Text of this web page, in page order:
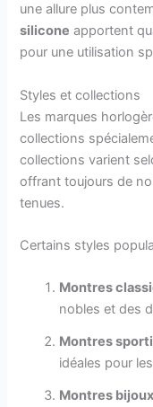
une allure plus
silicone apportent
pour une utilisation
Styles et collections
Les marques
collections
collections varient
offrant toujours de
tenues.
Certains styles
Montres
nobles et des
Montres
idéales pour
Montres bijoux